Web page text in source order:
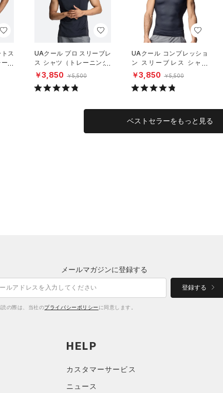
ス
ニ
UAクール プロ スリーブレ
ス シャツ（トレーニング/
MEN）
￥3,850 ￥5,500
UAクール コンプレッショ
ン スリーブレス シャツ
（トレーニング/MEN）
￥3,850 ￥5,500
ベストセラーをもっと見る
メールマガジンに登録する
登録する
読の際は、当社のプライバシーポリシー に同意します。
HELP
カスタマーサービス
ニュース